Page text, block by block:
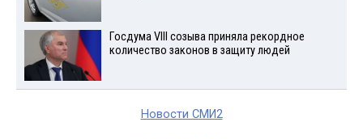
Госдума VIII созыва приняла рекордное
количество законов в защиту людей
Новости СМИ2